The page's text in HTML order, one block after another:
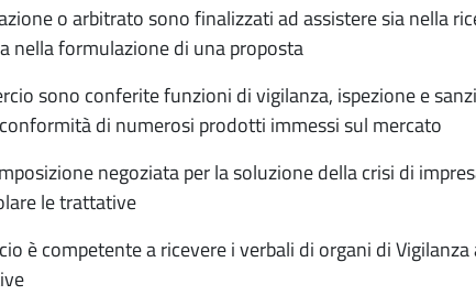
o arbitrato sono finalizzati ad assistere sia nella
nella formulazione di una proposta
sono conferite funzioni di vigilanza, ispezione e
di numerosi prodotti immessi sul mercato
negoziata per la soluzione della crisi di
le trattative
è competente a ricevere i verbali di organi di